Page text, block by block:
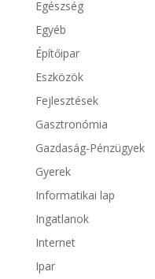
Egészség
Egyéb
Építőipar
Eszközök
Fejlesztések
Gasztronómia
Gazdaság-Pénzügyek
Gyerek
Informatikai lap
Ingatlanok
Internet
Ipar